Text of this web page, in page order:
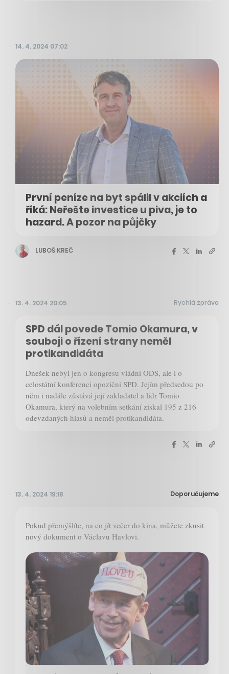
14. 4. 2024 07:02
První peníze na byt spálil v akciích a
říká: Neřešte investice u piva, je to
hazard. A pozor na půjčky
LUBOŠ KREČ
13. 4. 2024 20:05 Rychlá zpráva
SPD dál povede Tomio Okamura, v
souboji o řízení strany neměl
protikandidáta
Dnešek nebyl jen o kongresu vládní ODS, ale i o
celostátní konferenci opoziční SPD. Jejím předsedou po
něm i nadále zůstává její zakladatel a lídr Tomio
Okamura, který na volebním setkání získal 195 z 216
odevzdaných hlasů a neměl protikandidáta.
13. 4. 2024 19:18 Doporučujeme
Pokud přemýšlíte, na co jít večer do kina, můžete zkusit
nový dokument o Václavu Havlovi.